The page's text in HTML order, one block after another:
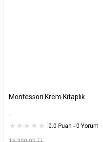
Montessori Krem Kitaplık
0.0 Puan - 0 Yorum